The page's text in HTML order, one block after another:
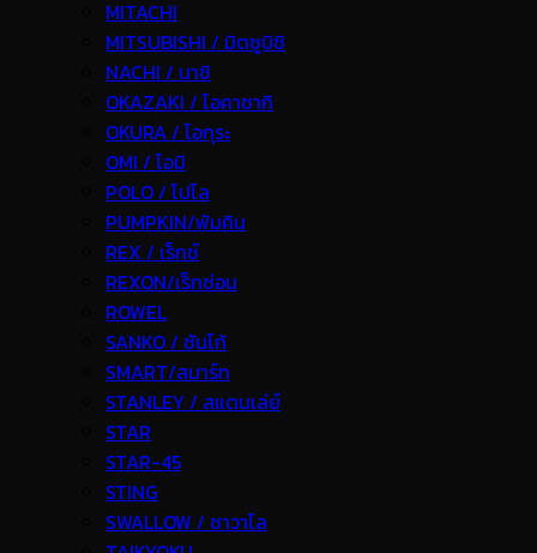
MITACHI
MITSUBISHI / มิตซูบิชิ
NACHI / นาชิ
OKAZAKI / โอคาซากิ
OKURA / โอกุระ
OMI / โอมิ
POLO / โปโล
PUMPKIN/พัมคิน
REX / เร็กช์
REXON/เร็กซ่อน
ROWEL
SANKO / ซันโก้
SMART/สมาร์ท
STANLEY / สแตนเล่ย์
STAR
STAR-45
STING
SWALLOW / ซาวาโล